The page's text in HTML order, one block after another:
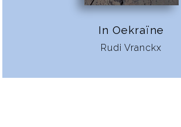
In Oekraïne
Rudi Vranckx